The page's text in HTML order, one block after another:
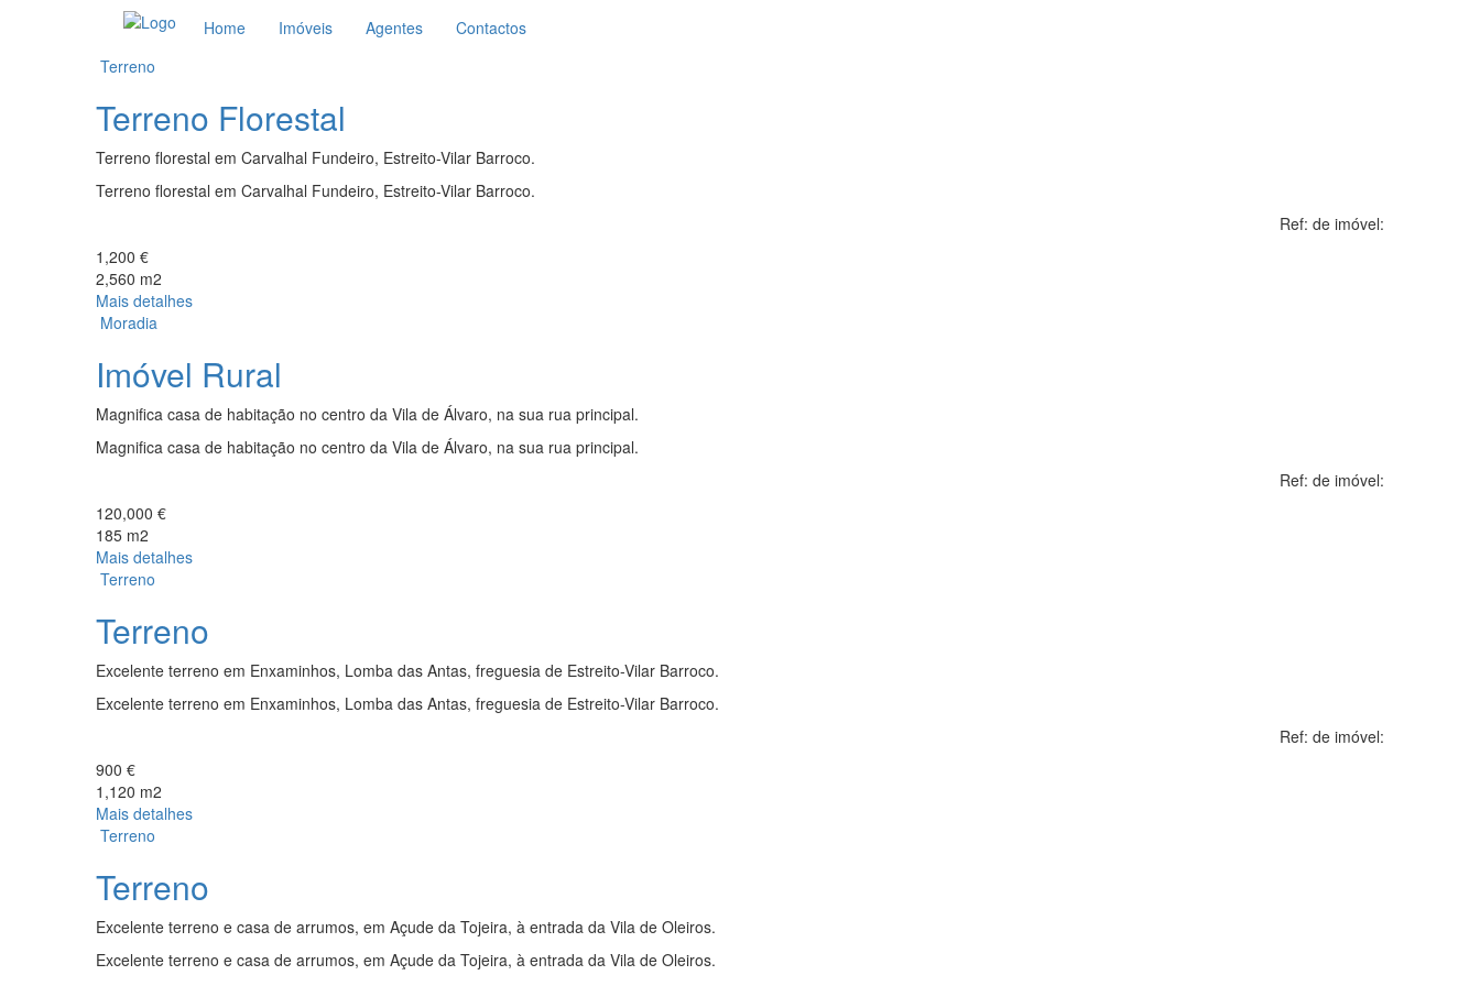
Home Imóveis Agentes
Contactos
Terreno
Terreno Florestal
Terreno florestal em Carvalhal Fundeiro, Estreito-Vilar Barroco.
Terreno florestal em Carvalhal Fundeiro, Estreito-Vilar Barroco.
Ref: de imóvel:
1,200 €
2,560 m2
Mais detalhes
Moradia
Imóvel Rural
Magnifica casa de habitação no centro da Vila de Álvaro, na sua rua principal.
Magnifica casa de habitação no centro da Vila de Álvaro, na sua rua principal.
Ref: de imóvel:
120,000 €
185 m2
Mais detalhes
Terreno
Terreno
Excelente terreno em Enxaminhos, Lomba das Antas, freguesia de Estreito-Vilar Barroco.
Excelente terreno em Enxaminhos, Lomba das Antas, freguesia de Estreito-Vilar Barroco.
Ref: de imóvel:
900 €
1,120 m2
Mais detalhes
Terreno
Terreno
Excelente terreno e casa de arrumos, em Açude da Tojeira, à entrada da Vila de Oleiros.
Excelente terreno e casa de arrumos, em Açude da Tojeira, à entrada da Vila de Oleiros.